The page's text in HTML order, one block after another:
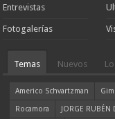
Entrevistas
Fotogalerías
Temas Nuevos
Americo Schvartzman
Rocamora
JORGE RUBÉN